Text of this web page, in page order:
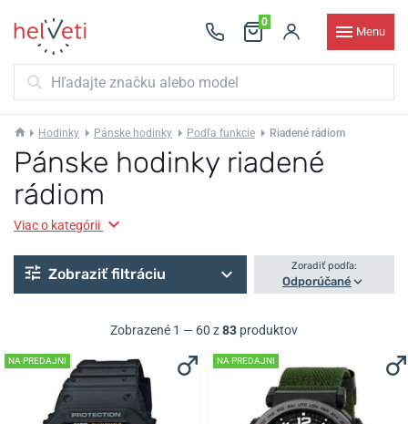
0
Menu
Hodinky Pánske hodinky Podľa funkcie Riadené rádiom
Pánske hodinky riadené
rádiom
Viac o kategórii
Zobraziť filtráciu Zoradiť podľa:
Odporúčané
Zobrazené 1 — 60 z83 produktov
NA PREDAJNI NA PREDAJNI